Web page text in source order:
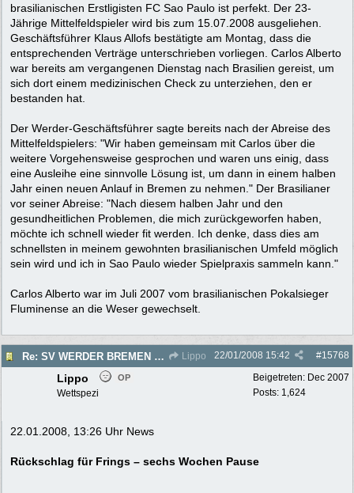
brasilianischen Erstligisten FC Sao Paulo ist perfekt. Der 23-
Jährige Mittelfeldspieler wird bis zum 15.07.2008 ausgeliehen.
Geschäftsführer Klaus Allofs bestätigte am Montag, dass die
entsprechenden Verträge unterschrieben vorliegen. Carlos Alberto
war bereits am vergangenen Dienstag nach Brasilien gereist, um
sich dort einem medizinischen Check zu unterziehen, den er
bestanden hat.
Der Werder-Geschäftsführer sagte bereits nach der Abreise des
Mittelfeldspielers: "Wir haben gemeinsam mit Carlos über die
weitere Vorgehensweise gesprochen und waren uns einig, dass
eine Ausleihe eine sinnvolle Lösung ist, um dann in einem halben
Jahr einen neuen Anlauf in Bremen zu nehmen." Der Brasilianer
vor seiner Abreise: "Nach diesem halben Jahr und den
gesundheitlichen Problemen, die mich zurückgeworfen haben,
möchte ich schnell wieder fit werden. Ich denke, dass dies am
schnellsten in meinem gewohnten brasilianischen Umfeld möglich
sein wird und ich in Sao Paulo wieder Spielpraxis sammeln kann."
Carlos Alberto war im Juli 2007 vom brasilianischen Pokalsieger
Fluminense an die Weser gewechselt.
Re: SV WERDER BREMEN 2007/2008 - Rückrunde Lippo #15768
22/01/2008 15:42
Beigetreten: Dec 2007
Posts: 1,624
Lippo OP
Wettspezi
22.01.2008, 13:26 Uhr News
Rückschlag für Frings – sechs Wochen Pause